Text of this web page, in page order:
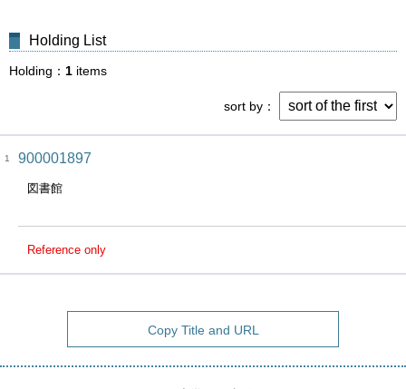
Holding List
Holding 1 items
sort by
1 900001897
図書館
Reference only
Copy Title and URL